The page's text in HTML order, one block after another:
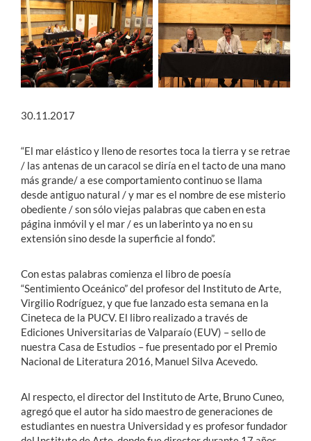
Funcionarios
Alumni
English
30.11.2017
“El mar elástico y lleno de resortes toca la tierra y se retrae
/ las antenas de un caracol se diría en el tacto de una mano
más grande/ a ese comportamiento continuo se llama
desde antiguo natural / y mar es el nombre de ese misterio
obediente / son sólo viejas palabras que caben en esta
página inmóvil y el mar / es un laberinto ya no en su
extensión sino desde la superficie al fondo”.
Con estas palabras comienza el libro de poesía
“Sentimiento Oceánico” del profesor del Instituto de Arte,
Virgilio Rodríguez, y que fue lanzado esta semana en la
Cineteca de la PUCV. El libro realizado a través de
Ediciones Universitarias de Valparaío (EUV) – sello de
nuestra Casa de Estudios – fue presentado por el Premio
Nacional de Literatura 2016, Manuel Silva Acevedo.
Al respecto, el director del Instituto de Arte, Bruno Cuneo,
agregó que el autor ha sido maestro de generaciones de
estudiantes en nuestra Universidad y es profesor fundador